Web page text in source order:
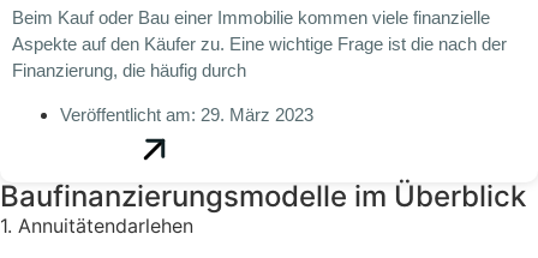
Beim Kauf oder Bau einer Immobilie kommen viele finanzielle
Aspekte auf den Käufer zu. Eine wichtige Frage ist die nach der
Finanzierung, die häufig durch
Veröffentlicht am: 29. März 2023
Baufinanzierungsmodelle im Überblick
1. Annuitätendarlehen